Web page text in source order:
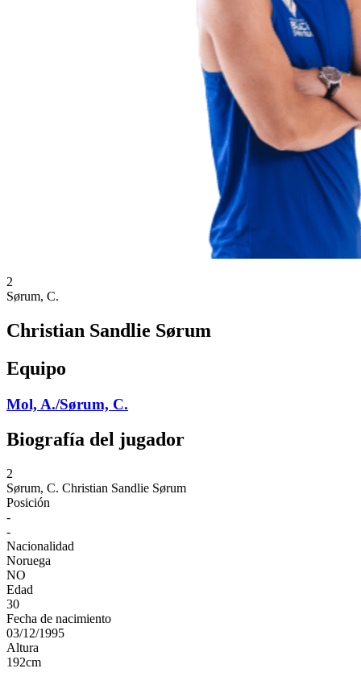
2
Sørum, C.
Christian Sandlie Sørum
Equipo
Mol, A./Sørum, C.
Biografía del jugador
2
Sørum, C. Christian Sandlie Sørum
Posición
-
-
Nacionalidad
Noruega
NO
Edad
30
Fecha de nacimiento
03/12/1995
Altura
192cm